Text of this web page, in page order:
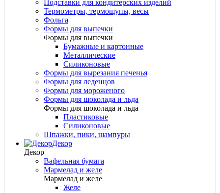
Подставки для кондитерских изделий
Термометры, термощупы, весы
Фольга
Формы для выпечки
Формы для выпечки
Бумажные и картонные
Металлические
Силиконовые
Формы для вырезания печенья
Формы для леденцов
Формы для мороженого
Формы для шоколада и льда
Формы для шоколада и льда
Пластиковые
Силиконовые
Шпажки, пики, шампуры
Декор
Декор
Вафельная бумага
Мармелад и желе
Мармелад и желе
Желе